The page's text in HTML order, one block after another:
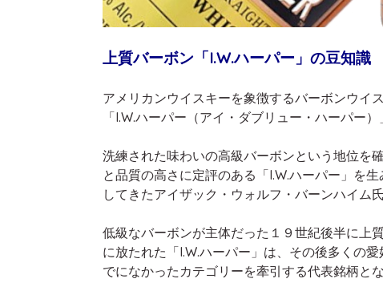
上質バーボン「I.W.ハーパー」の豆知識
アメリカンウイスキーを象徴するバーボンウイ
「I.W.ハーパー（アイ・ダブリュー・ハーパー）
洗練された味わいの高級バーボンという地位を
と品質の高さに定評のある「I.W.ハーパー」を
してきたアイザック・ウォルフ・バーンハイム氏
低級なバーボンが主体だった１９世紀後半に上
に放たれた「I.W.ハーパー」は、その後多くの
でになかったカテゴリーを牽引する代表銘柄とな